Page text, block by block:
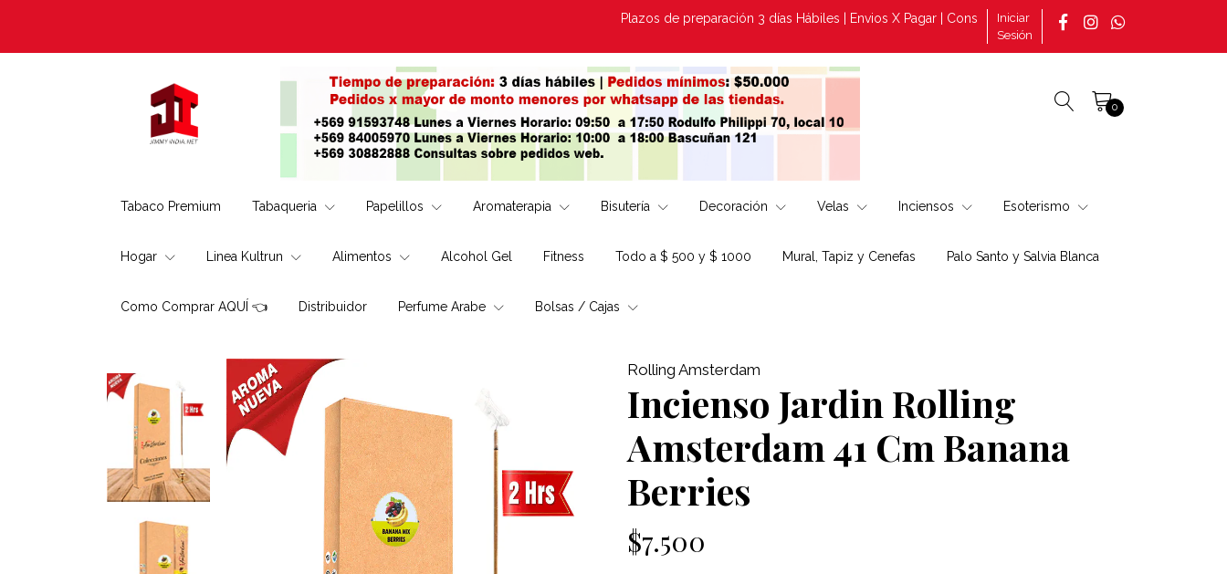
Plazos de preparación 3 días Hábiles | Envios X Pagar | Consultas por pedidos tomado en la página +569
Iniciar
Sesión
0
Tabaco Premium Tabaqueria Papelillos Aromaterapia Bisutería Decoración Velas Inciensos Esoterismo
Hogar Linea Kultrun Alimentos Alcohol Gel Fitness Todo a $ 500 y $ 1000 Mural, Tapiz y Cenefas Palo Santo y Salvia Blanca
Como Comprar AQUÍ 👈 Distribuidor Perfume Arabe Bolsas / Cajas
Rolling Amsterdam
Incienso Jardin Rolling
Amsterdam 41 Cm Banana
Berries
$7.500